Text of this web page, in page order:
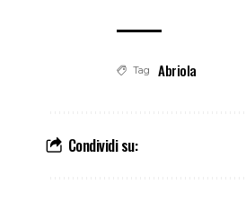
Tag Abriola
Condividi su: